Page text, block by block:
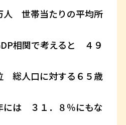
世帯当たりの平均所
相関で考えると ４９
総人口に対する６５歳
は ３１．８％にもな